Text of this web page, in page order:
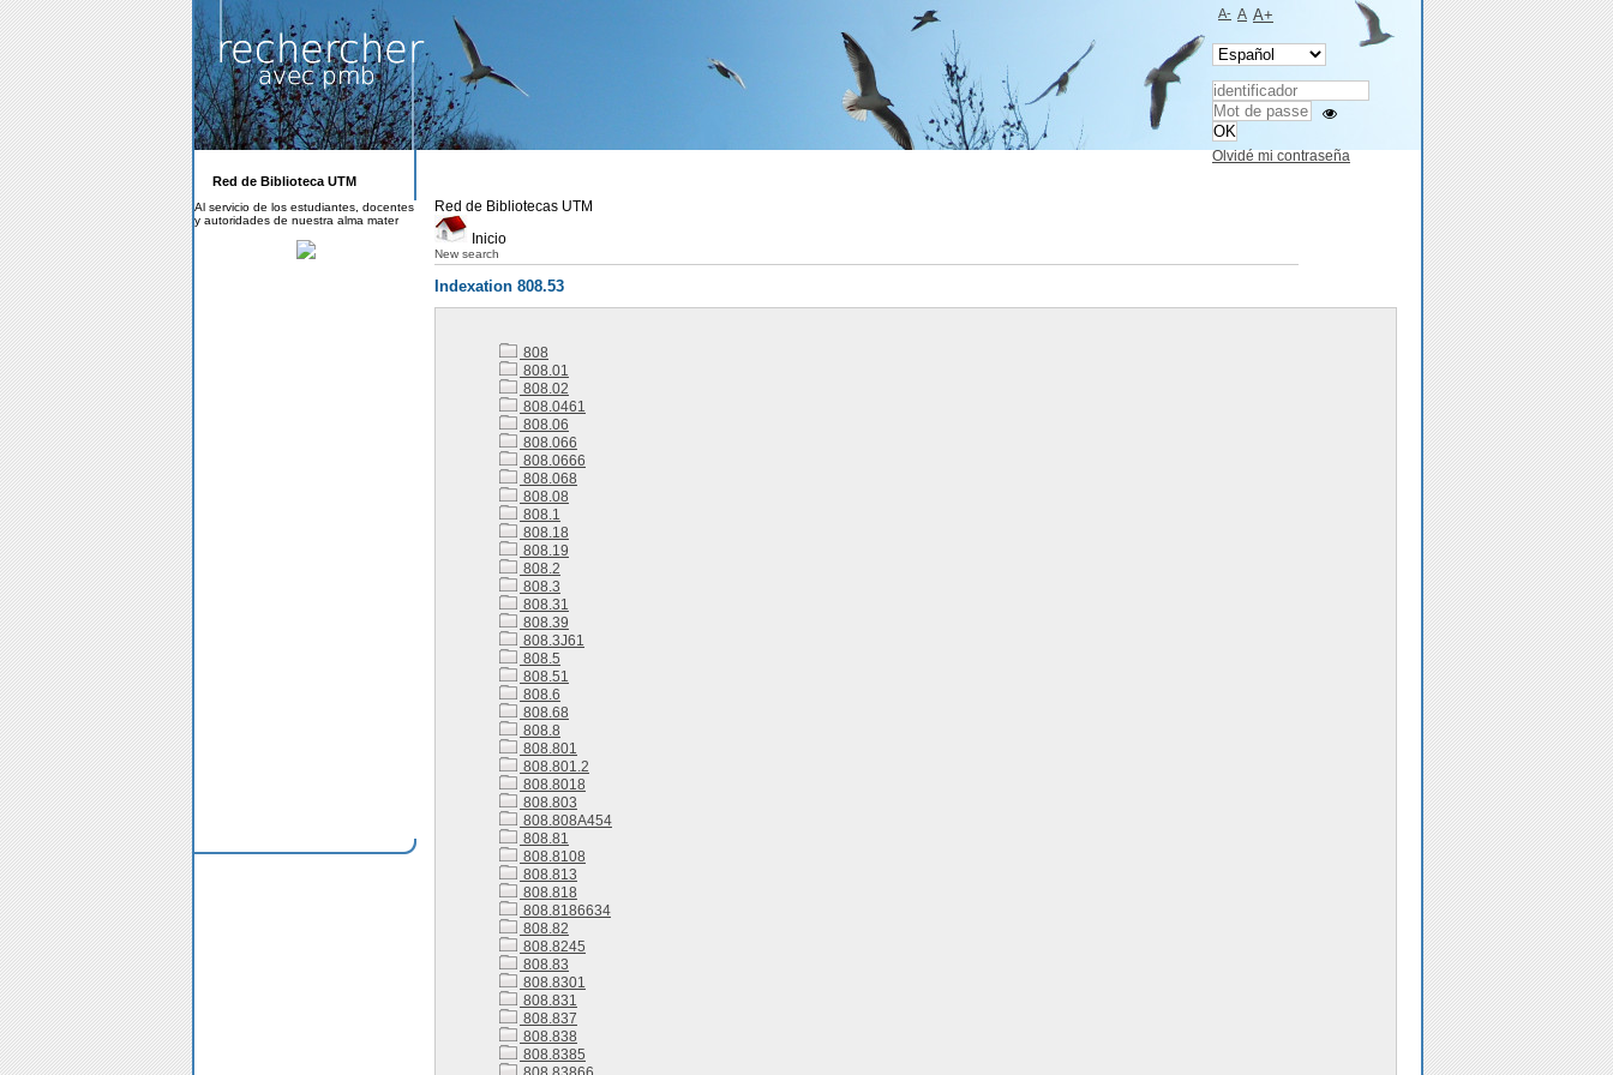
Red de Bibliotecas UTM
Inicio
New search
Indexation 808.53
808
808.01
808.02
808.0461
808.06
808.066
808.0666
808.068
808.08
808.1
808.18
808.19
808.2
808.3
808.31
808.39
808.3J61
808.5
808.51
808.6
808.68
808.8
808.801
808.801.2
808.8018
808.803
808.808A454
808.81
808.8108
808.813
808.818
808.8186634
808.82
808.8245
808.83
808.8301
808.831
808.837
808.838
808.8385
Red de Biblioteca UTM
Al servicio de los estudiantes, docentes
y autoridades de nuestra alma mater
A- A A+
Olvidé mi contraseña